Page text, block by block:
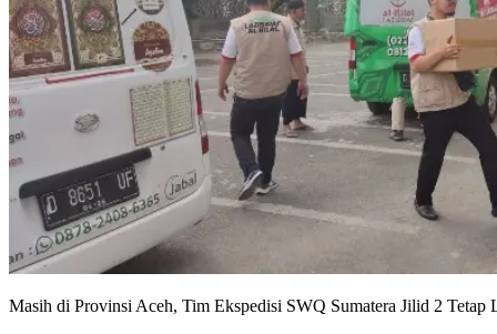
Masih di Provinsi Aceh, Tim Ekspedisi SWQ Sumatera Jilid 2 Tetap